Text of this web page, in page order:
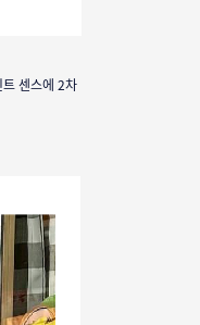
센스에 2차